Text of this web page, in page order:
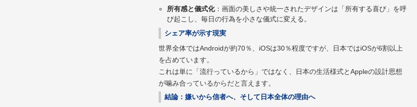
所有感と儀式化：画面の美しさや統一されたデザインは「所有する喜び」を呼
び起こし、毎日の行為を小さな儀式に変える。
シェア率が示す現実
世界全体ではAndroidが約70％、iOSは30％程度ですが、日本ではiOSが6割以上
を占めています。
これは単に「流行っているから」ではなく、日本の生活様式とAppleの設計思想
が噛み合っているからだと言えます。
結論：嫌いから信者へ、そして日本全体の理由へ